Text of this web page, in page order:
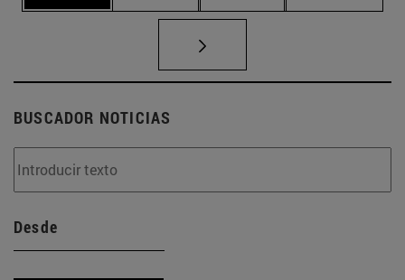
BUSCADOR NOTICIAS
Desde